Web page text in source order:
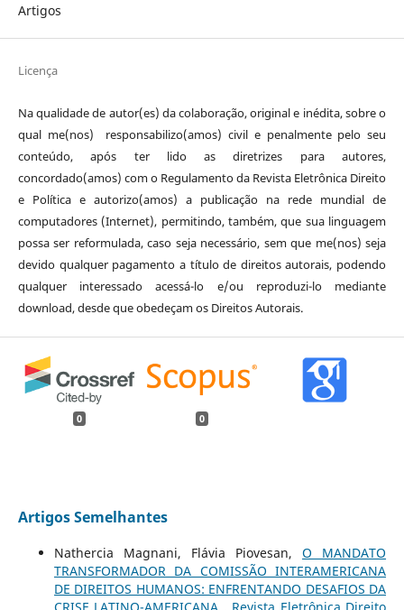
Artigos
Licença
Na qualidade de autor(es) da colaboração, original e inédita, sobre o
qual me(nos) responsabilizo(amos) civil e penalmente pelo seu
conteúdo, após ter lido as diretrizes para autores,
concordado(amos) com o Regulamento da Revista Eletrônica Direito
e Política e autorizo(amos) a publicação na rede mundial de
computadores (Internet), permitindo, também, que sua linguagem
possa ser reformulada, caso seja necessário, sem que me(nos) seja
devido qualquer pagamento a título de direitos autorais, podendo
qualquer interessado acessá-lo e/ou reproduzi-lo mediante
download, desde que obedeçam os Direitos Autorais.
0 0
Artigos Semelhantes
Nathercia Magnani, Flávia Piovesan,O MANDATO
TRANSFORMADOR DA COMISSÃO INTERAMERICANA
DE DIREITOS HUMANOS: ENFRENTANDO DESAFIOS DA